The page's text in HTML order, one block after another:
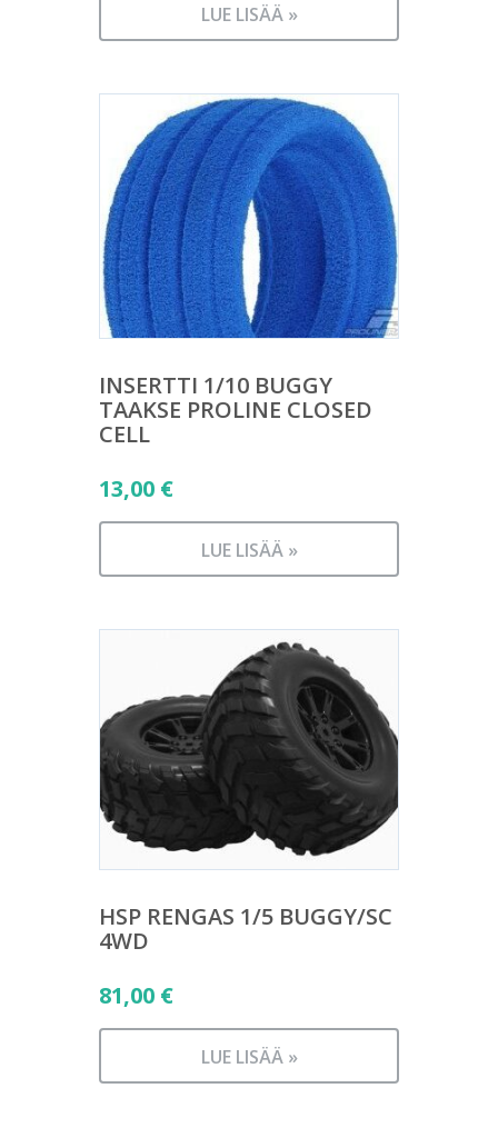
LUE LISÄÄ »
INSERTTI 1/10 BUGGY
TAAKSE PROLINE CLOSED
CELL
13,00 €
LUE LISÄÄ »
HSP RENGAS 1/5 BUGGY/SC
4WD
81,00 €
LUE LISÄÄ »